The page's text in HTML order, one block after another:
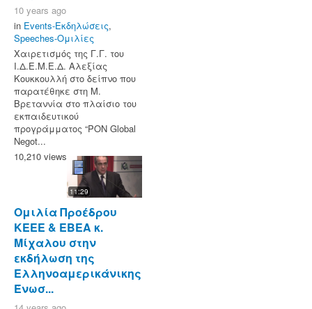
10 years ago
in Events-Εκδηλώσεις,
Speeches-Ομιλίες
Χαιρετισμός της Γ.Γ. του
Ι.Δ.Ε.Μ.Ε.Δ. Αλεξίας
Κουκκουλλή στο δείπνο που
παρατέθηκε στη Μ.
Βρεταννία στο πλαίσιο του
εκπαιδευτικού
προγράμματος “PON Global
Negot...
10,210 views
11:29
Ομιλία Προέδρου
ΚΕΕΕ & ΕΒΕΑ κ.
Μίχαλου στην
εκδήλωση της
Ελληνοαμερικάνικης
Ένωσ...